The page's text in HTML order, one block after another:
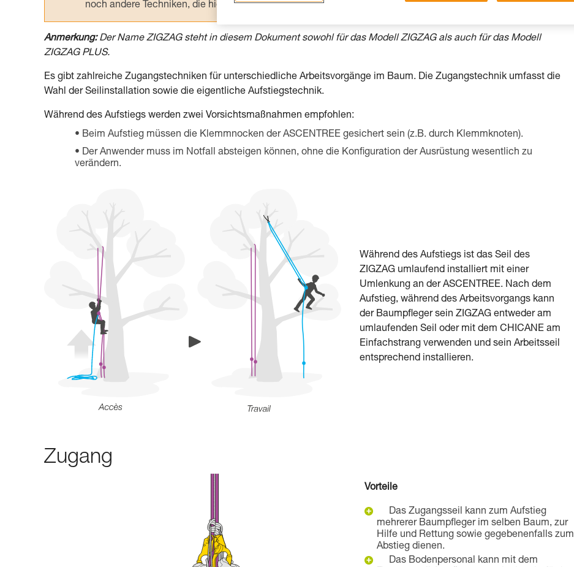
noch andere Techniken, die hier nicht beschrieben werden.
Anmerkung:Der Name ZIGZAG steht in diesem Dokument sowohl für das Modell ZIGZAG als auch für das Modell
ZIGZAG PLUS.
Es gibt zahlreiche Zugangstechniken für unterschiedliche Arbeitsvorgänge im Baum. Die Zugangstechnik umfasst die
Wahl der Seilinstallation sowie die eigentliche Aufstiegstechnik.
Während des Aufstiegs werden zwei Vorsichtsmaßnahmen empfohlen:
Beim Aufstieg müssen die Klemmnocken der ASCENTREE gesichert sein (z.B. durch Klemmknoten).
Der Anwender muss im Notfall absteigen können, ohne die Konfiguration der Ausrüstung wesentlich zu
verändern.
Während des Aufstiegs ist das Seil des
ZIGZAG umlaufend installiert mit einer
Umlenkung an der ASCENTREE. Nach dem
Aufstieg, während des Arbeitsvorgangs kann
der Baumpfleger sein ZIGZAG entweder am
umlaufenden Seil oder mit dem CHICANE am
Einfachstrang verwenden und sein Arbeitsseil
entsprechend installieren.
Zugang
Vorteile
Das Zugangsseil kann zum Aufstieg
mehrerer Baumpfleger im selben Baum, zur
Hilfe und Rettung sowie gegebenenfalls zum
Abstieg dienen.
Das Bodenpersonal kann mit dem